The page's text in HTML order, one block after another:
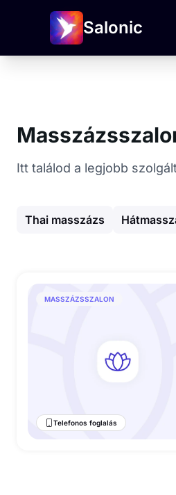
Salonic
Itt találod a legjobb
Thai masszázs
MASSZÁZSSZALON
Telefonos foglalás